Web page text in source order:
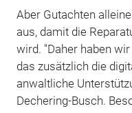
Aber Gutachten
aus, damit die
wird. "Daher haben
das zusätzlich die
anwaltliche
Dechering-Busch.